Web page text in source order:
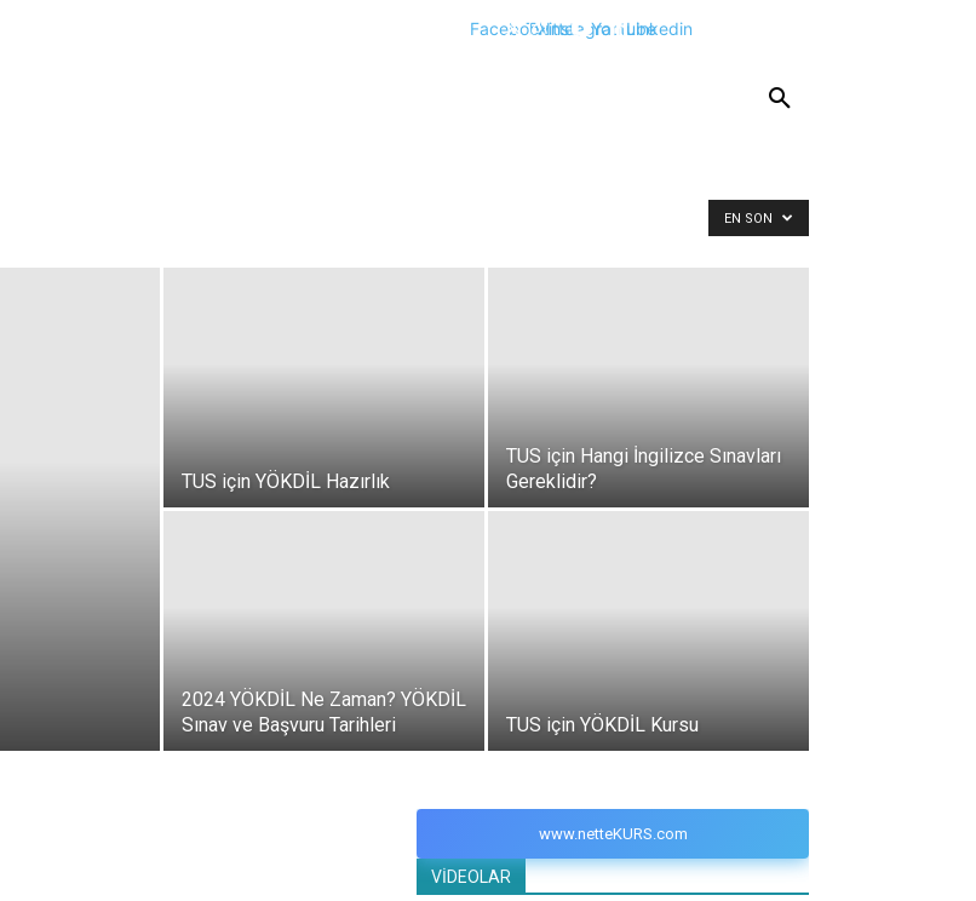
FacebookTwitter
InstagramYoutubeLinkedin
EN SON
TUS için YÖKDİL Hazırlık
TUS için Hangi İngilizce Sınavları
Gereklidir?
2024 YÖKDİL Ne Zaman? YÖKDİL
Sınav ve Başvuru Tarihleri
TUS için YÖKDİL Kursu
www.netteKURS.com
VİDEOLAR